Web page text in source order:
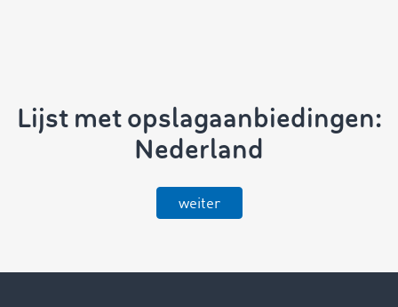
Lijst met opslagaanbiedingen:
Nederland
weiter